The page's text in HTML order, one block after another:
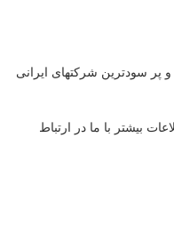
پر سودترین شرکتهای ایرانی
بیشتر با ما در ارتباط